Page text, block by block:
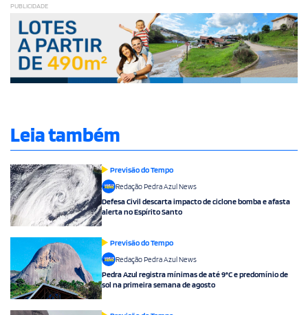
PUBLICIDADE
Leia também
Previsão do Tempo
Redação Pedra Azul News
Defesa Civil descarta impacto de ciclone bomba e afasta
alerta no Espírito Santo
Previsão do Tempo
Redação Pedra Azul News
Pedra Azul registra mínimas de até 9°C e predomínio de
sol na primeira semana de agosto